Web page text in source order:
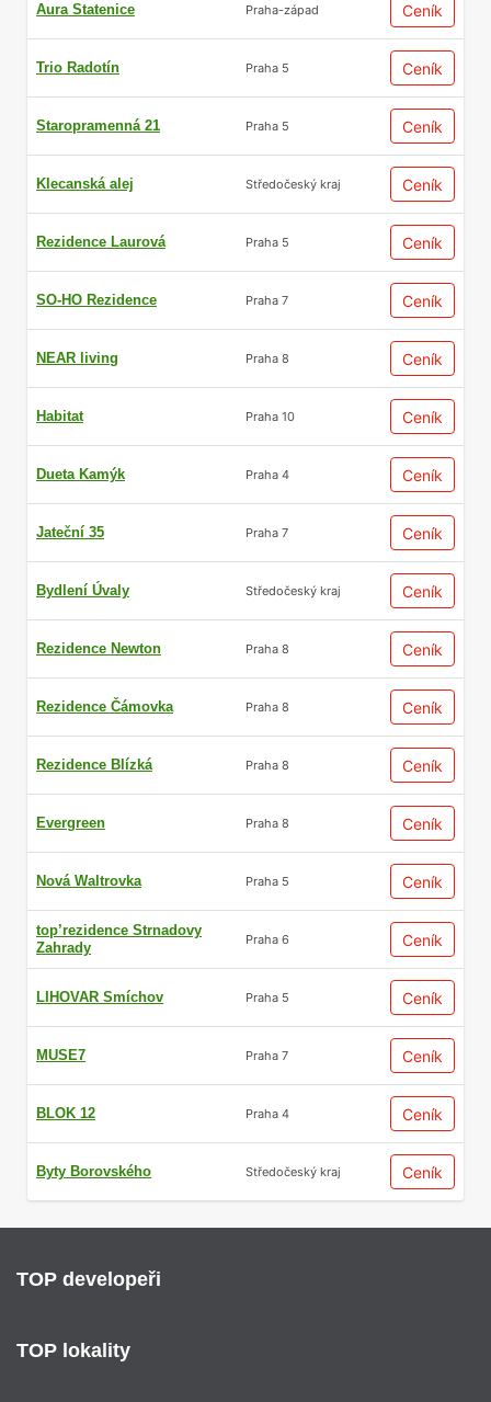
Aura Statenice Praha-západ Ceník
Trio Radotín Praha 5 Ceník
Staropramenná 21 Praha 5 Ceník
Klecanská alej Středočeský kraj Ceník
Rezidence Laurová Praha 5 Ceník
SO-HO Rezidence Praha 7 Ceník
NEAR living Praha 8 Ceník
Habitat Praha 10 Ceník
Dueta Kamýk Praha 4 Ceník
Jateční 35 Praha 7 Ceník
Bydlení Úvaly Středočeský kraj Ceník
Rezidence Newton Praha 8 Ceník
Rezidence Čámovka Praha 8 Ceník
Rezidence Blízká Praha 8 Ceník
Evergreen Praha 8 Ceník
Nová Waltrovka Praha 5 Ceník
top’rezidence Strnadovy
Zahrady
Praha 6 Ceník
LIHOVAR Smíchov Praha 5 Ceník
MUSE7 Praha 7 Ceník
BLOK 12 Praha 4 Ceník
Byty Borovského Středočeský kraj Ceník
TOP developeři
TOP lokality